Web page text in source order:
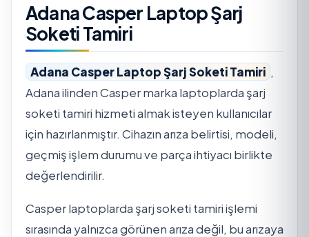
Adana Casper Laptop Şarj
Soketi Tamiri
Adana Casper Laptop Şarj Soketi Tamiri ,
Adana ilinden Casper marka laptoplarda şarj
soketi tamiri hizmeti almak isteyen kullanıcılar
için hazırlanmıştır. Cihazın arıza belirtisi, modeli,
geçmiş işlem durumu ve parça ihtiyacı birlikte
değerlendirilir.
Casper laptoplarda şarj soketi tamiri işlemi
sırasında yalnızca görünen arıza değil, bu arızaya